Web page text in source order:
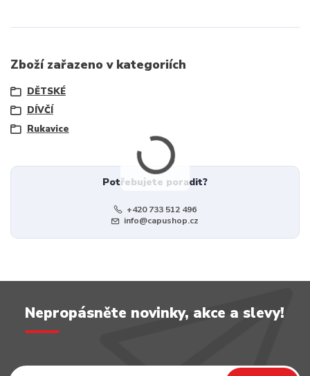
Zboží zařazeno v kategoriích
DĚTSKÉ
DÍVČÍ
Rukavice
Potřebujete poradit?
+420 733 512 496
info@capushop.cz
Nepropásněte novinky, akce a slevy!